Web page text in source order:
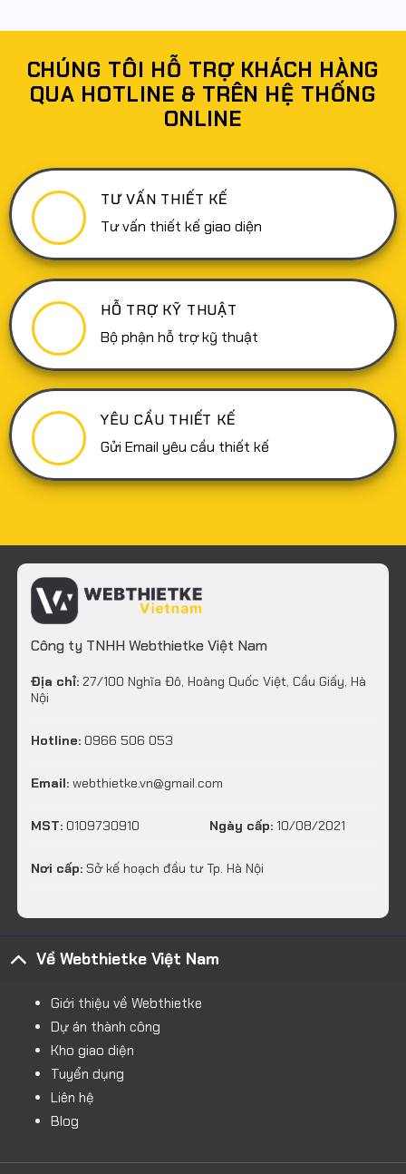
giúp
doanh
nghiệp
tăng
hóa
nghiệm
người
dùng
(UX)
trong
lại
trọng
cách
thực
hiện
hiệu
quả
CHÚNG TÔI HỖ TRỢ KHÁCH HÀNG
QUA HOTLINE & TRÊN HỆ THỐNG
ONLINE
TƯ VẤN THIẾT KẾ
Tư vấn thiết kế giao diện
HỖ TRỢ KỸ THUẬT
Bộ phận hỗ trợ kỹ thuật
YÊU CẦU THIẾT KẾ
Gửi Email yêu cầu thiết kế
Công ty TNHH Webthietke Việt Nam
Địa chỉ: 27/100 Nghĩa Đô, Hoàng Quốc Việt, Cầu Giấy, Hà
Nội
Hotline: 0966 506 053
Email: webthietke.vn@gmail.com
MST: 0109730910 Ngày cấp: 10/08/2021
Nơi cấp: Sở kế hoạch đầu tư Tp. Hà Nội
Về Webthietke Việt Nam
Giới thiệu về Webthietke
Dự án thành công
Kho giao diện
Tuyển dụng
Liên hệ
Blog